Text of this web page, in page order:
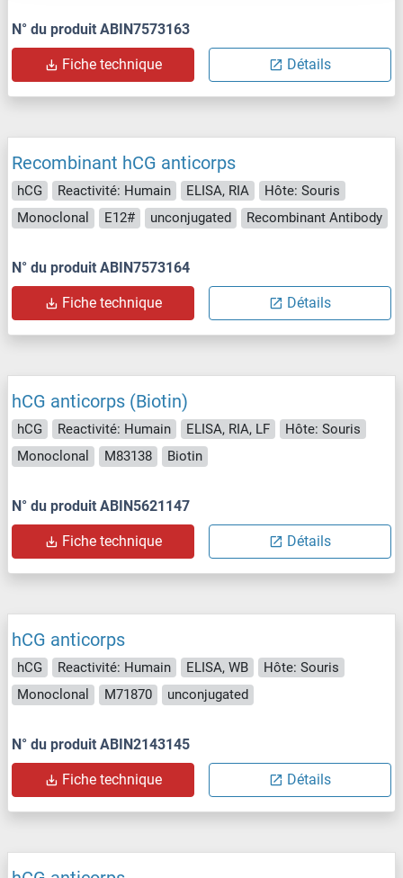
N° du produit ABIN7573163
Fiche technique Détails
Recombinant hCG anticorps
hCG Reactivité: Humain ELISA, RIA
Hôte: Souris
Monoclonal
E12# unconjugated Recombinant Antibody
N° du produit ABIN7573164
Fiche technique Détails
hCG anticorps (Biotin)
hCG Reactivité: Humain ELISA, RIA, LF
Hôte: Souris
Monoclonal
M83138 Biotin
N° du produit ABIN5621147
Fiche technique Détails
hCG anticorps
hCG Reactivité: Humain ELISA, WB
Hôte: Souris
Monoclonal
M71870 unconjugated
N° du produit ABIN2143145
Fiche technique Détails